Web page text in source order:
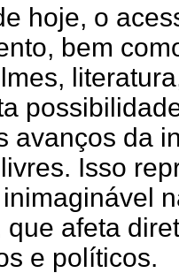
hoje, o
bem
avanços da
Isso
que afeta
e políticos.